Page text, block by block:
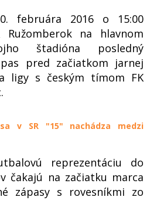
februára 2016 o 15:00
Ružomberok na hlavnom
štadióna posledný
pred začiatkom jarnej
ligy s českým tímom FK
v SR "15" nachádza medzi
reprezentáciu do
čakajú na začiatku marca
zápasy s rovesníkmi zo